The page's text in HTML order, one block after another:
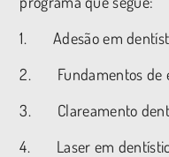
1. Adesão em
2. Fundamentos de
3. Clareamento
4. Laser em